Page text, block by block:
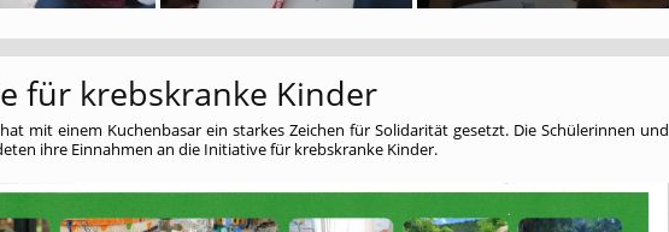
für krebskranke Kinder
hat mit einem Kuchenbasar ein starkes Zeichen für Solidarität gesetzt. Die Schülerinnen und
ihre Einnahmen an die Initiative für krebskranke Kinder.